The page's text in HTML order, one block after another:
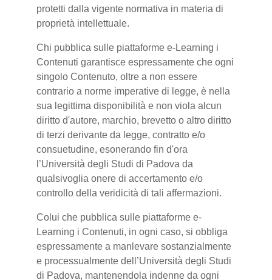
protetti dalla vigente normativa in materia di
proprietà intellettuale.
Chi pubblica sulle piattaforme e-Learning i
Contenuti garantisce espressamente che ogni
singolo Contenuto, oltre a non essere
contrario a norme imperative di legge, è nella
sua legittima disponibilità e non viola alcun
diritto d'autore, marchio, brevetto o altro diritto
di terzi derivante da legge, contratto e/o
consuetudine, esonerando fin d'ora
l’Università degli Studi di Padova da
qualsivoglia onere di accertamento e/o
controllo della veridicità di tali affermazioni.
Colui che pubblica sulle piattaforme e-
Learning i Contenuti, in ogni caso, si obbliga
espressamente a manlevare sostanzialmente
e processualmente dell’Università degli Studi
di Padova, mantenendola indenne da ogni